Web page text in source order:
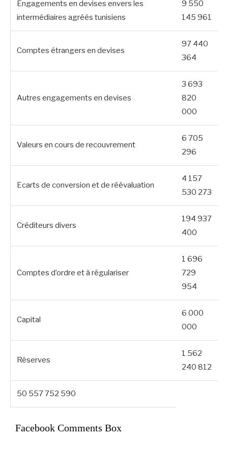
Engagements en devises envers les
intermédiaires agréés tunisiens
9 550
145 961
Comptes étrangers en devises
97 440
364
Autres engagements en devises
3 693
820
000
Valeurs en cours de recouvrement
6 705
296
Ecarts de conversion et de réévaluation
4 157
530 273
Créditeurs divers
194 937
400
Comptes d’ordre et à régulariser
1 696
729
954
Capital
6 000
000
Réserves
1 562
240 812
50 557 752 590
Facebook Comments Box